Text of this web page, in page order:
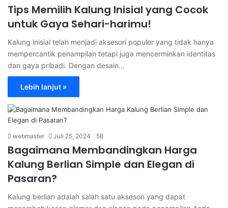
Tips Memilih Kalung Inisial yang Cocok
untuk Gaya Sehari-harimu!
Kalung inisial telah menjadi aksesori populer yang tidak hanya
mempercantik penampilan tetapi juga mencerminkan identitas
dan gaya pribadi. Dengan desain…
Lebih lanjut »
webmaster Juli 25, 2024 58
Bagaimana Membandingkan Harga
Kalung Berlian Simple dan Elegan di
Pasaran?
Kalung berlian adalah salah satu aksesori yang dapat